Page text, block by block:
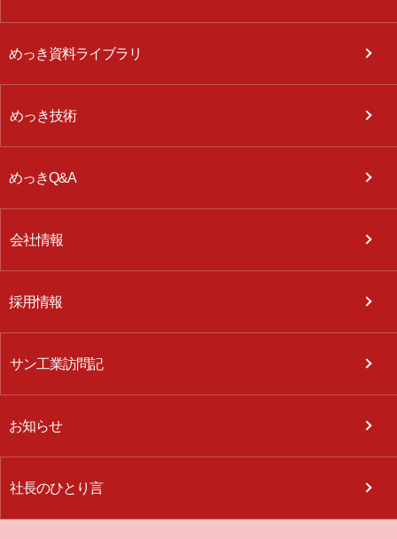
めっき資料ライブラリ
めっき技術
めっきQ&A
会社情報
採用情報
サン工業訪問記
お知らせ
社長のひとり言